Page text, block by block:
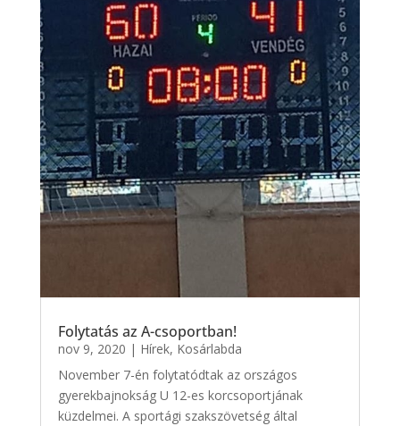
Folytatás az A-csoportban!
nov 9, 2020 | Hírek, Kosárlabda
November 7-én folytatódtak az országos
gyerekbajnokság U 12-es korcsoportjának
küzdelmei. A sportági szakszövetség által